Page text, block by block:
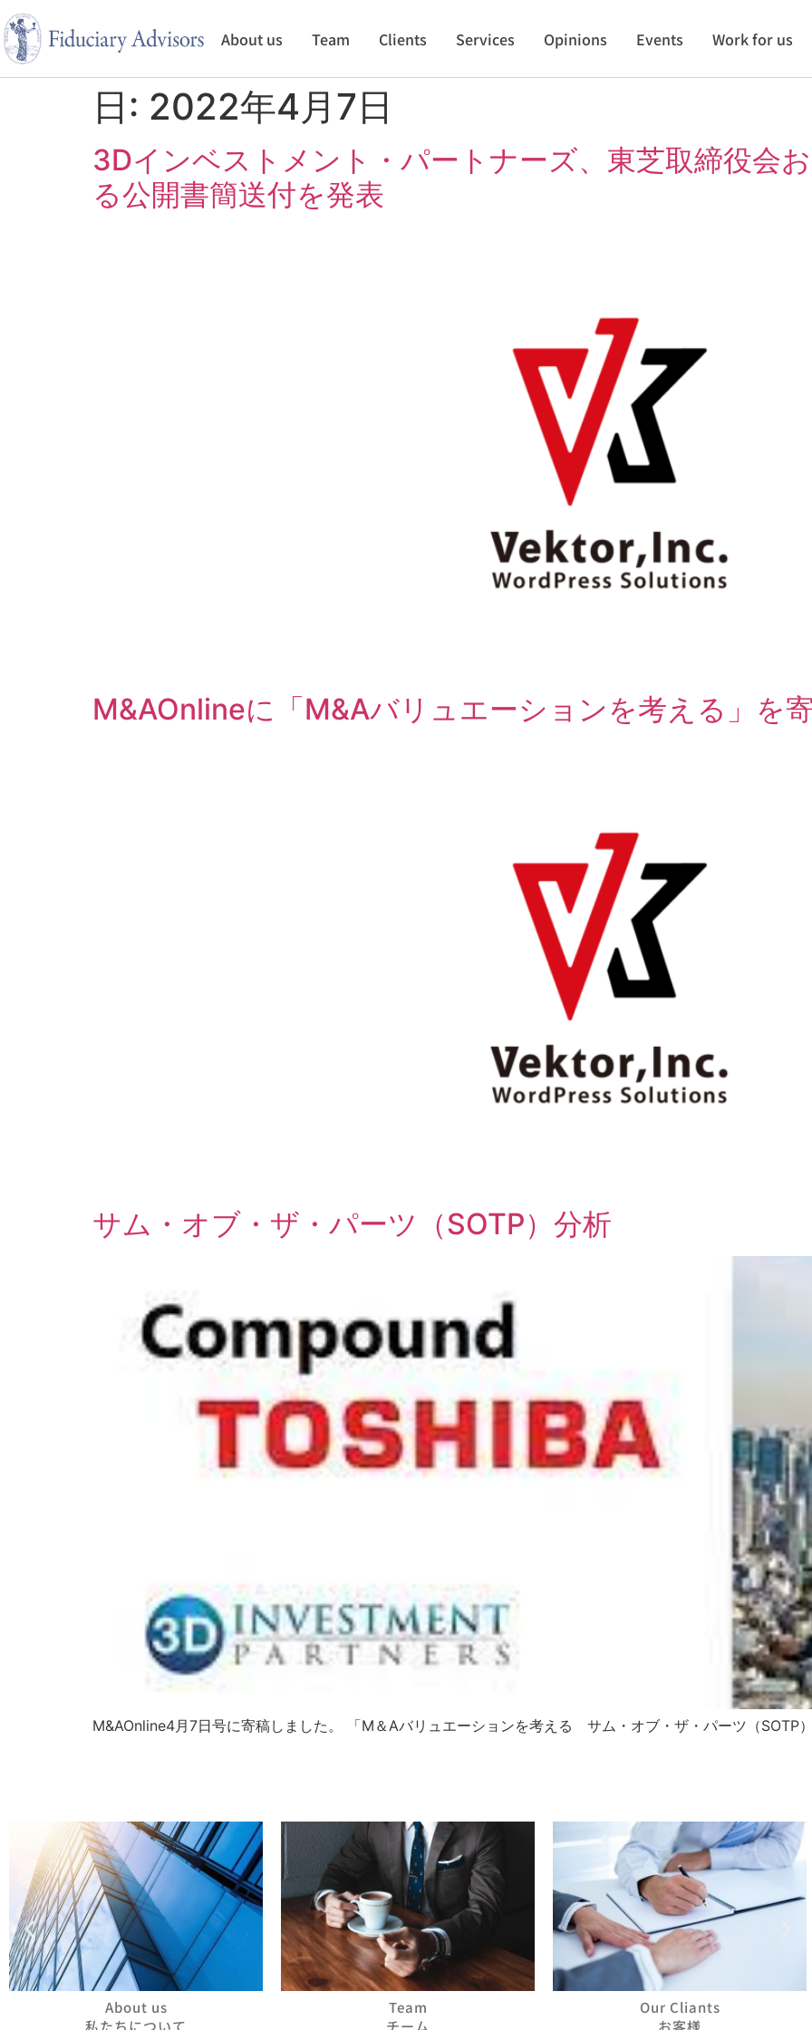
About us Team Clients Services Opinions Events Work for us
日: 2022年4月7日
3Dインベストメント・パートナーズ、東芝取締役会
る公開書簡送付を発表
M&AOnlineに「M&Aバリュエーションを考える」を
サム・オブ・ザ・パーツ（SOTP）分析
M&AOnline4月7日号に寄稿しました。 「M＆Aバリュエーションを考える サム・オブ・ザ・パーツ（SOTP）
About us
私たちについて
Team
チーム
Our Cliants
お客様